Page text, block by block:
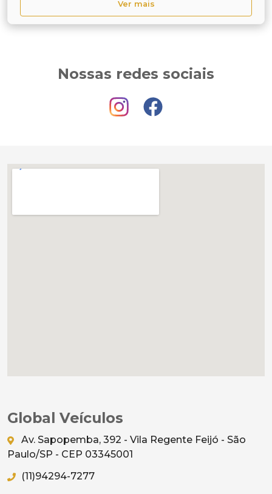
Ver mais
Nossas redes sociais
Global Veículos
Av. Sapopemba, 392 - Vila Regente Feijó - São
Paulo/SP - CEP 03345001
(11)94294-7277